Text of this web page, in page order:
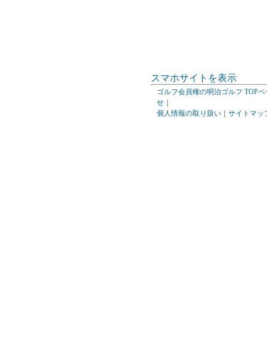
スマホサイトを表示
ゴルフ会員権の明治ゴルフ TOPペ
せ
個人情報の取り扱い
サイトマッ